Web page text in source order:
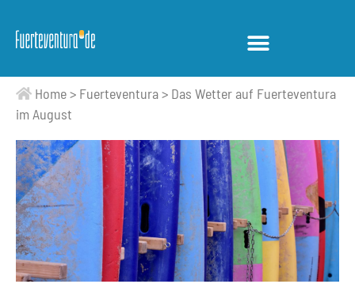
Home> Fuerteventura> Das Wetter auf Fuerteventura
im August